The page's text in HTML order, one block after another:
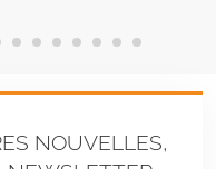
NOUVELLES,